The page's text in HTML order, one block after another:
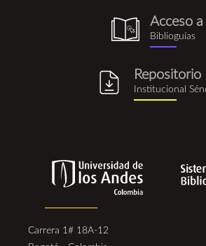
Acceso a
Biblioguías
Repositorio
Institucional
Carrera 1# 18A-12